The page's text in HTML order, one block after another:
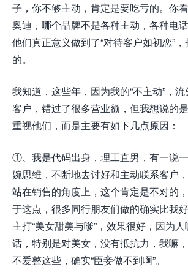
子，你不够主动，肯定是要吃亏的。你
奥迪，哪个品牌不是各种主动，各种电
他们真正意义做到了“对待客户如初恋”
的。
我知道，这些年，因为我的“不主动”，
客户，错过了很多营业额，但我想说的
重视他们，而是主要有如下几点原因：
①、我是代码出身，理工直男，有一说
婉思维，不断地去讨好和主动联系客户
站在销售的角度上，这个肯定是不对的
于这点，很多同行朋友们做的确实比我
主打“美女甜美与嗲”，效果很好，因为
话，特别是对美女，没有抵抗力，我嘛
不爱整这些，确实“臣妾做不到啊”。